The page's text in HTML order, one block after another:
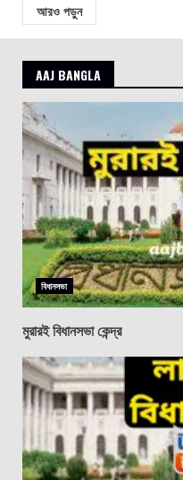
আরও পড়ুন
AAJ BANGLA
বিধানসভা
মুরারই বিধানসভা কেন্দ্র